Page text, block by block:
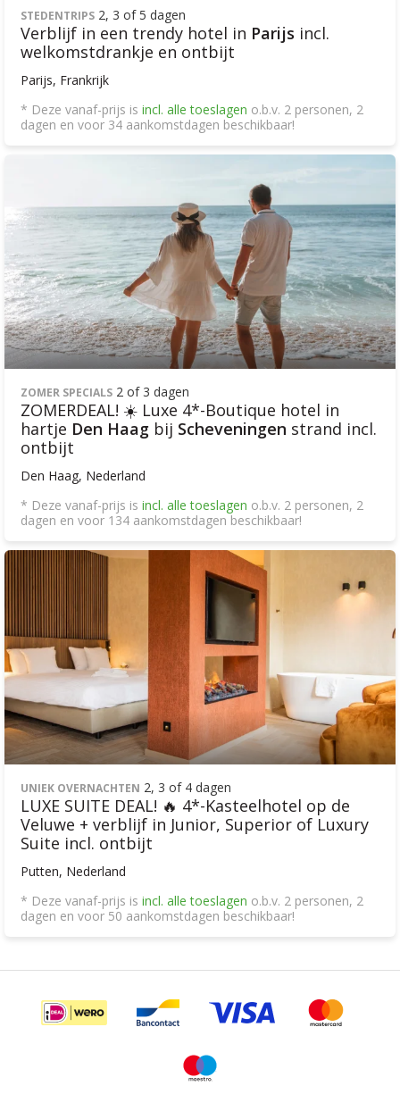
STEDENTRIPS 2, 3 of 5 dagen
Verblijf in een trendy hotel in Parijs incl.
welkomstdrankje en ontbijt
Parijs, Frankrijk
* Deze vanaf-prijs is incl. alle toeslagen o.b.v. 2 personen, 2
dagen en voor 34 aankomstdagen beschikbaar!
ZOMER SPECIALS 2 of 3 dagen
ZOMERDEAL! ☀️ Luxe 4*-Boutique hotel in
hartje Den Haag bij Scheveningen strand incl.
ontbijt
Den Haag, Nederland
* Deze vanaf-prijs is incl. alle toeslagen o.b.v. 2 personen, 2
dagen en voor 134 aankomstdagen beschikbaar!
UNIEK OVERNACHTEN 2, 3 of 4 dagen
LUXE SUITE DEAL! 🔥 4*-Kasteelhotel op de
Veluwe + verblijf in Junior, Superior of Luxury
Suite incl. ontbijt
Putten, Nederland
* Deze vanaf-prijs is incl. alle toeslagen o.b.v. 2 personen, 2
dagen en voor 50 aankomstdagen beschikbaar!